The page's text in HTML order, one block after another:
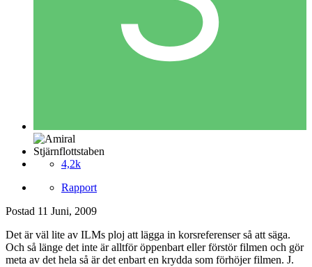
Stjärnflottstaben
4,2k
Rapport
Postad 11 Juni, 2009
Det är väl lite av ILMs ploj att lägga in korsreferenser så att säga.
Och så länge det inte är alltför öppenbart eller förstör filmen och gör
meta av det hela så är det enbart en krydda som förhöjer filmen. J.